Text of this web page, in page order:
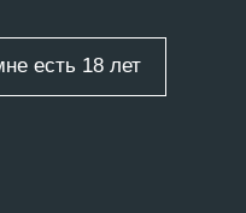
есть 18 лет